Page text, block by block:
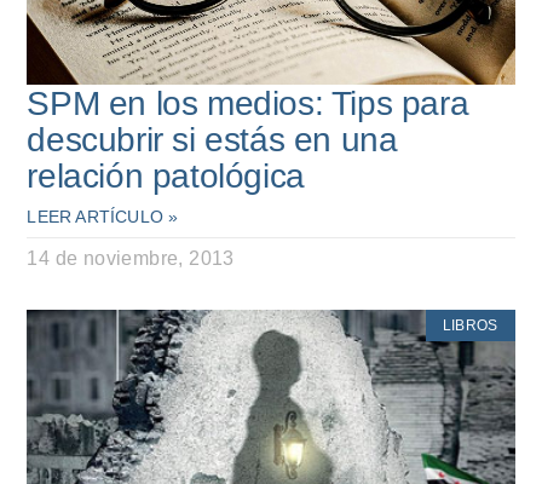
SPM en los medios: Tips para
descubrir si estás en una
relación patológica
LEER ARTÍCULO »
14 de noviembre, 2013
LIBROS